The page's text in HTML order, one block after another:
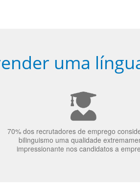
uma
70% dos recrutadores de emprego
bilinguismo uma qualidade
impressionante nos candidatos a